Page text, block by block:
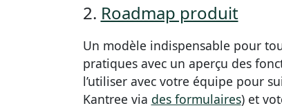
2. Roadmap produit
Un modèle indispensable pour
pratiques avec un aperçu des
l’utiliser avec votre équipe pour
Kantree via des formulaires) et